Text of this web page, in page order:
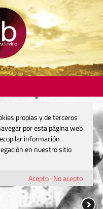
propias y de terceros
por esta página web
información
en nuestro sitio
Acepto· No acepto